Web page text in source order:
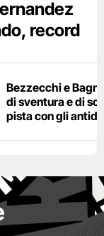
record
Bezzecchi e
di sventura e di
pista con gli